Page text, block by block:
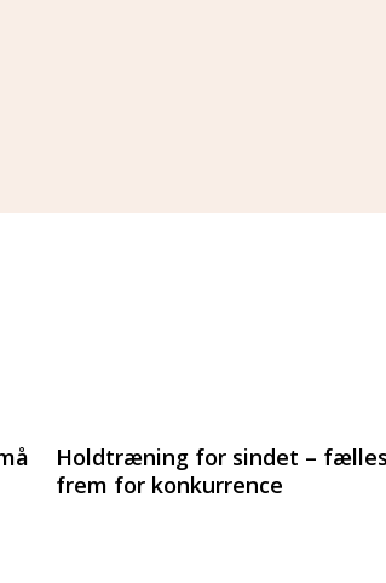
Holdtræning for sindet –
frem for konkurrence